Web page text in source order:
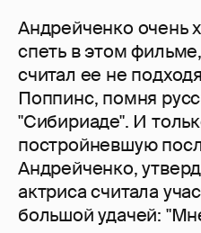
Андрейченко очень
спеть в этом
считал ее не
Поппинс, помня
"Сибириаде". И
постройневшую
Андрейченко,
актриса считала
большой удачей: